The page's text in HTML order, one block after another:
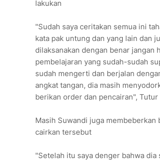
lakukan
"Sudah saya ceritakan semua ini
kata pak untung dan yang lain dan
dilaksanakan dengan benar jangan
pembelajaran yang sudah-sudah
sudah mengerti dan berjalan
angkat tangan, dia masih
berikan order dan pencairan",
Masih Suwandi juga membeberkan
cairkan tersebut
"Setelah itu saya denger bahwa